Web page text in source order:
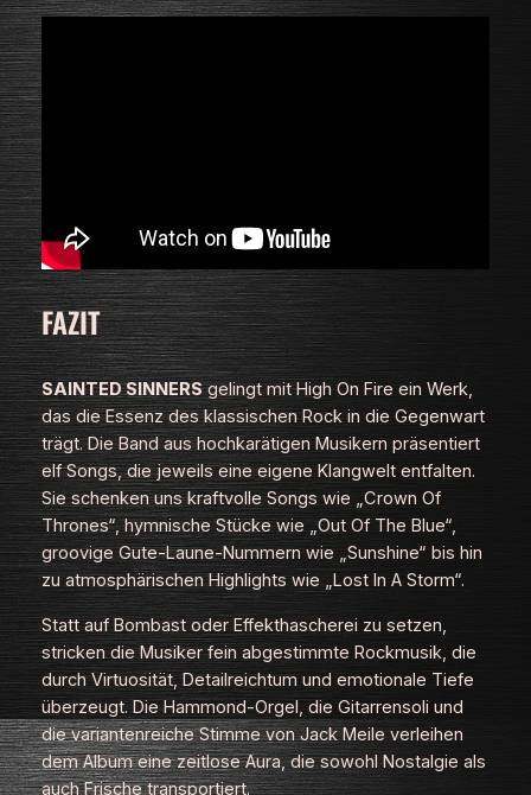
FAZIT
SAINTED SINNERSgelingt mitHigh On Fire ein Werk,
das die Essenz des klassischen Rock in die Gegenwart
trägt. Die Band aus hochkarätigen Musikern präsentiert
elf Songs, die jeweils eine eigene Klangwelt entfalten.
Sie schenken uns kraftvolle Songs wie „Crown Of
Thrones“, hymnische Stücke wie „Out Of The Blue“,
groovige Gute-Laune-Nummern wie „Sunshine“ bis hin
zu atmosphärischen Highlights wie „Lost In A Storm“.
Statt auf Bombast oder Effekthascherei zu setzen,
stricken die Musiker fein abgestimmte Rockmusik, die
durch Virtuosität, Detailreichtum und emotionale Tiefe
überzeugt. Die Hammond-Orgel, die Gitarrensoli und
die variantenreiche Stimme von Jack Meile verleihen
dem Album eine zeitlose Aura, die sowohl Nostalgie als
auch Frische transportiert.